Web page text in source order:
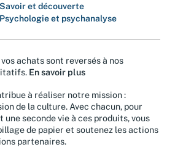
Savoir et découverte
Psychologie et psychanalyse
vos achats sont reversés à nos
En savoir plus
à réaliser notre mission :
de la culture. Avec chacun, pour
seconde vie à ces produits, vous
de papier et soutenez les actions
partenaires.